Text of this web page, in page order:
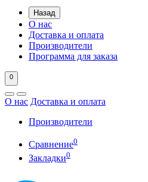
Назад
О нас
Доставка и оплата
Производители
Программа для заказа
0
О нас Доставка и оплата
Производители
Сравнение0
Закладки0